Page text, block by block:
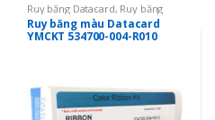
Ruy băng Datacard, Ruy băng
Datacard SD260 Ruy băng mực in
thẻ, Ruy băng màu YMCKO
Ruy băng màu Datacard
YMCKT 534700-004-R010